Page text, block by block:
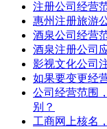
注册公司经营
惠州注册旅游
酒泉公司经营
酒泉注册公司
影视文化公司
如果要变更经
公司经营范围
别？
工商网上核名